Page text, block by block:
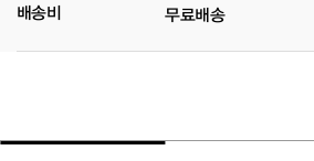
배송비 무료배송